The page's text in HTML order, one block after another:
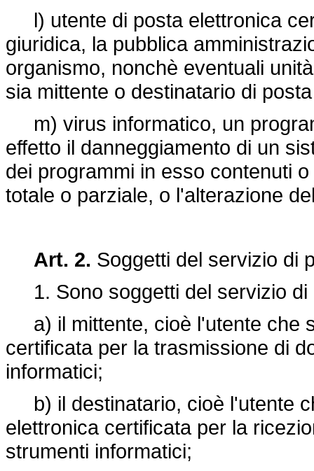
l) utente di posta elettronica
giuridica, la pubblica
organismo, nonchè eventuali
sia mittente o destinatario di
m) virus informatico, un
effetto il danneggiamento di un
dei programmi in esso contenuti
totale o parziale, o l'alterazione
Art. 2. Soggetti del servizio di
1. Sono soggetti del servizio di
a) il mittente, cioè l'utente che
certificata per la trasmissione di
informatici;
b) il destinatario, cioè l'utente
elettronica certificata per la
strumenti informatici;